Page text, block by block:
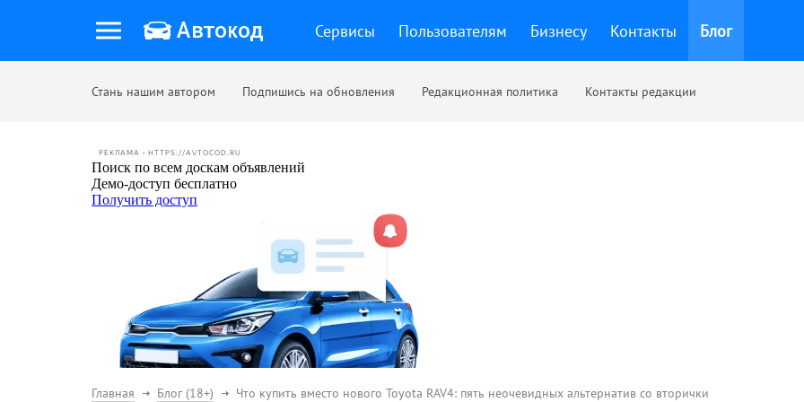
Сервисы Пользователям Бизнесу Контакты Блог
Стань нашим автором Подпишись на обновления Редакционная политика Контакты редакции
РЕКЛАМА • HTTPS://AVTOCOD.RU
Главная Блог (18+) Что купить вместо нового Toyota RAV4: пять неочевидных альтернатив со вторички